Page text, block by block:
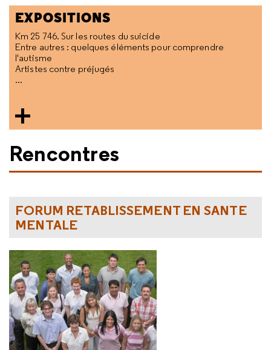
EXPOSITIONS
Km 25 746. Sur les routes du suicide
Entre autres : quelques éléments pour comprendre
l'autisme
Artistes contre préjugés
...
Rencontres
FORUM RETABLISSEMENT EN SANTE
MENTALE